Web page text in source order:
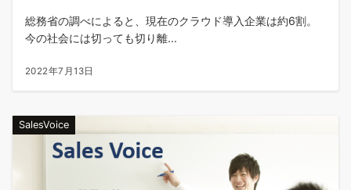
総務省の調べによると、現在のクラウド導入企業は約6割。
今の社会には切っても切り離...
2022年7月13日
SalesVoice